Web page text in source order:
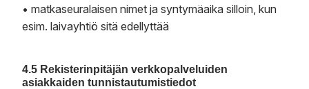
• matkaseuralaisen nimet ja syntymäaika silloin, kun
esim. laivayhtiö sitä edellyttää
4.5 Rekisterinpitäjän verkkopalveluiden
asiakkaiden tunnistautumistiedot